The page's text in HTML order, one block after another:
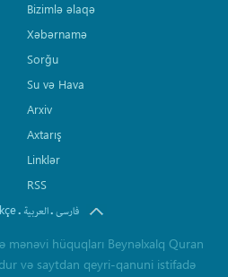
Bizimlə əlaqə
Xəbərnamə
Sorğu
Su və Hava
Arxiv
Axtarış
Linklər
RSS
. العربیة.فارسی
mənəvi hüquqları Beynəlxalq Quran
və saytdan qeyri-qanuni istifadə